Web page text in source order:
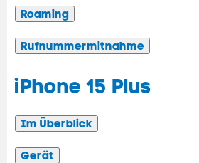
Roaming
Rufnummermitnahme
iPhone 15 Plus
Im Überblick
Gerät